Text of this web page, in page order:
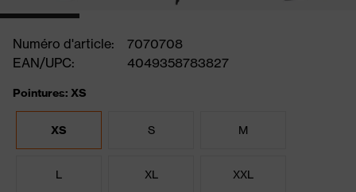
Numéro d'article:
7070708
EAN/UPC:
4049358783827
Pointures: XS
XS S M
L XL XXL